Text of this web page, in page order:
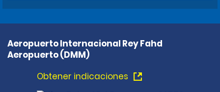
Aeropuerto Internacional Rey Fahd
Aeropuerto (DMM)
Obtener indicaciones